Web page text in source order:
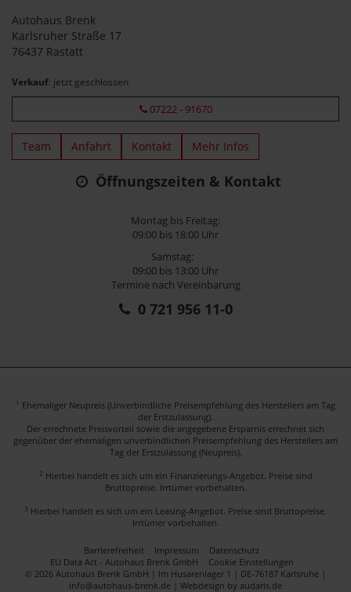
Autohaus Brenk
Karlsruher Straße 17
76437 Rastatt
Verkauf: jetzt geschlossen
07222 - 91670
Team Anfahrt Kontakt Mehr Infos
Öffnungszeiten & Kontakt
Montag bis Freitag:
09:00 bis 18:00 Uhr
Samstag:
09:00 bis 13:00 Uhr
Termine nach Vereinbarung
0 721 956 11-0
1 Ehemaliger Neupreis (Unverbindliche Preisempfehlung des Herstellers am Tag
der Erstzulassung).
Der errechnete Preisvorteil sowie die angegebene Ersparnis errechnet sich
gegenüber der ehemaligen unverbindlichen Preisempfehlung des Herstellers am
Tag der Erstzulassung (Neupreis).
2 Hierbei handelt es sich um ein Finanzierungs-Angebot. Preise sind
Bruttopreise. Irrtümer vorbehalten.
3 Hierbei handelt es sich um ein Leasing-Angebot. Preise sind Bruttopreise.
Irrtümer vorbehalten.
Barrierefreiheit Impressum
Datenschutz
EU Data Act - Autohaus Brenk GmbH
Cookie Einstellungen
© 2026 Autohaus Brenk GmbH | Im Husarenlager 1 | DE-76187 Karlsruhe |
info@autohaus-brenk.de | Webdesign by audaris.de